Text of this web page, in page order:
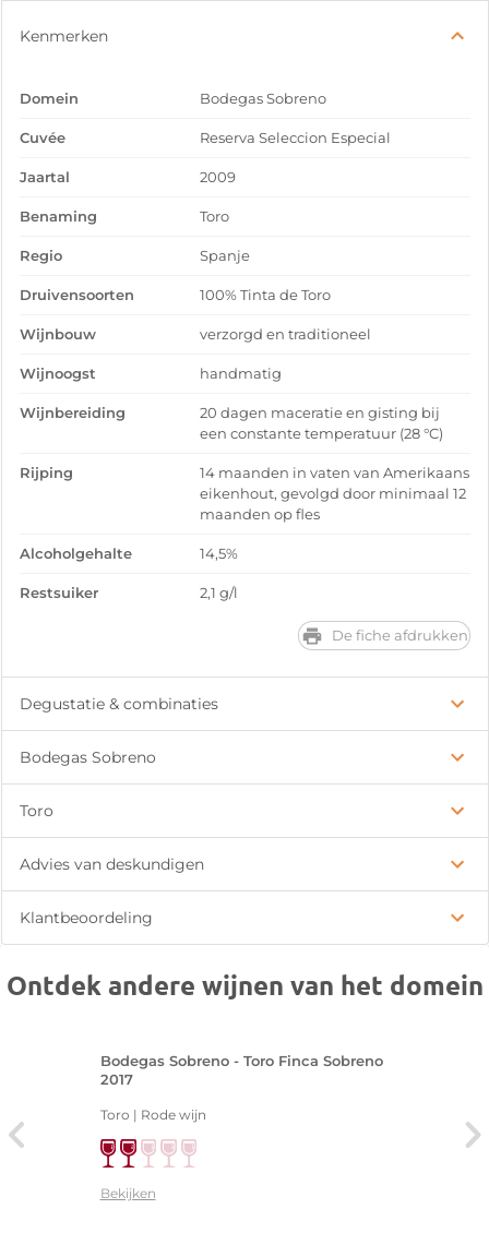
Kenmerken
Domein Bodegas Sobreno
Cuvée Reserva Seleccion Especial
Jaartal 2009
Benaming Toro
Regio Spanje
Druivensoorten 100% Tinta de Toro
Wijnbouw verzorgd en traditioneel
Wijnoogst handmatig
Wijnbereiding
20 dagen maceratie en gisting bij
een constante temperatuur (28 °C)
Rijping
14 maanden in vaten van Amerikaans
eikenhout, gevolgd door minimaal 12
maanden op fles
Alcoholgehalte 14,5%
Restsuiker 2,1 g/l
De fiche afdrukken
Degustatie & combinaties
Bodegas Sobreno
Toro
Advies van deskundigen
Klantbeoordeling
Ontdek andere wijnen van het domein
Bodegas Sobreno - Toro Finca Sobreno
2017
Toro | Rode wijn
Bekijken